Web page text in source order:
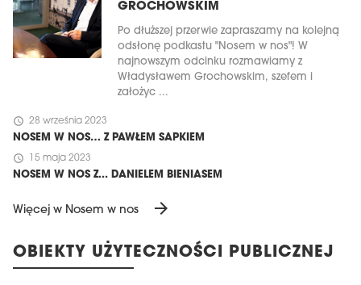
GROCHOWSKIM
Po dłuższej przerwie zapraszamy na kolejną
odsłonę podkastu "Nosem w nos"! W
najnowszym odcinku rozmawiamy z
Władysławem Grochowskim, szefem i
założyc ...
schedule 28 września 2023
NOSEM W NOS… Z PAWŁEM SAPKIEM
schedule 15 maja 2023
NOSEM W NOS Z... DANIELEM BIENIASEM
Więcej w Nosem w nos arrow_forward
OBIEKTY UŻYTECZNOŚCI PUBLICZNEJ